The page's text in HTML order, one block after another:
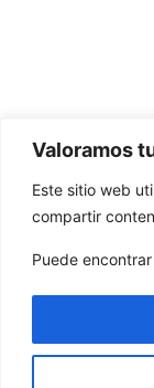
Valoramos
Este sitio web
compartir
Puede